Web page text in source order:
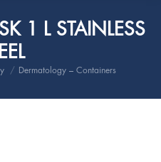
1 L STAINLESS
Dermatology – Containers